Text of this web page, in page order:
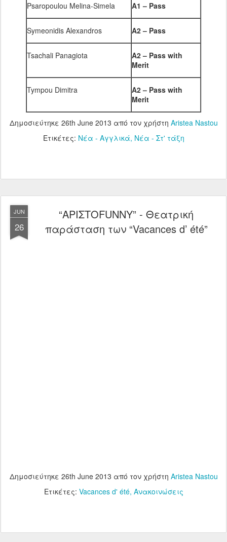
Psaropoulou Melina-Simela A1 – Pass
Symeonidis Alexandros A2 – Pass
Tsachali Panagiota
A2 – Pass with
Merit
Tympou Dimitra
A2 – Pass with
Merit
Δημοσιεύτηκε 26th June 2013 από τον χρήστη Aristea Nastou
Ετικέτες: Νέα - Αγγλικά Νέα - Στ' τάξη
JUN
26
“ΑΡΙΣΤΟFUNNY” - Θεατρική
παράσταση των “Vacances d’ été”
Δημοσιεύτηκε 26th June 2013 από τον χρήστη Aristea Nastou
Ετικέτες: Vacances d' été Ανακοινώσεις